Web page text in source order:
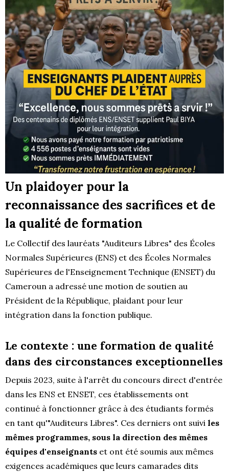
Un plaidoyer pour la
reconnaissance des sacrifices et de
la qualité de formation
Le Collectif des lauréats "Auditeurs Libres" des Écoles
Normales Supérieures (ENS) et des Écoles Normales
Supérieures de l'Enseignement Technique (ENSET) du
Cameroun a adressé une motion de soutien au
Président de la République, plaidant pour leur
intégration dans la fonction publique.
Le contexte : une formation de qualité
dans des circonstances exceptionnelles
Depuis 2023, suite à l'arrêt du concours direct d'entrée
dans les ENS et ENSET, ces établissements ont
continué à fonctionner grâce à des étudiants formés
en tant qu'"Auditeurs Libres". Ces derniers ont suivi les
mêmes programmes, sous la direction des mêmes
équipes d'enseignants et ont été soumis aux mêmes
exigences académiques que leurs camarades dits